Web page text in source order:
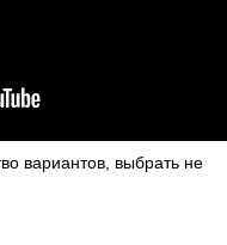
вариантов, выбрать не